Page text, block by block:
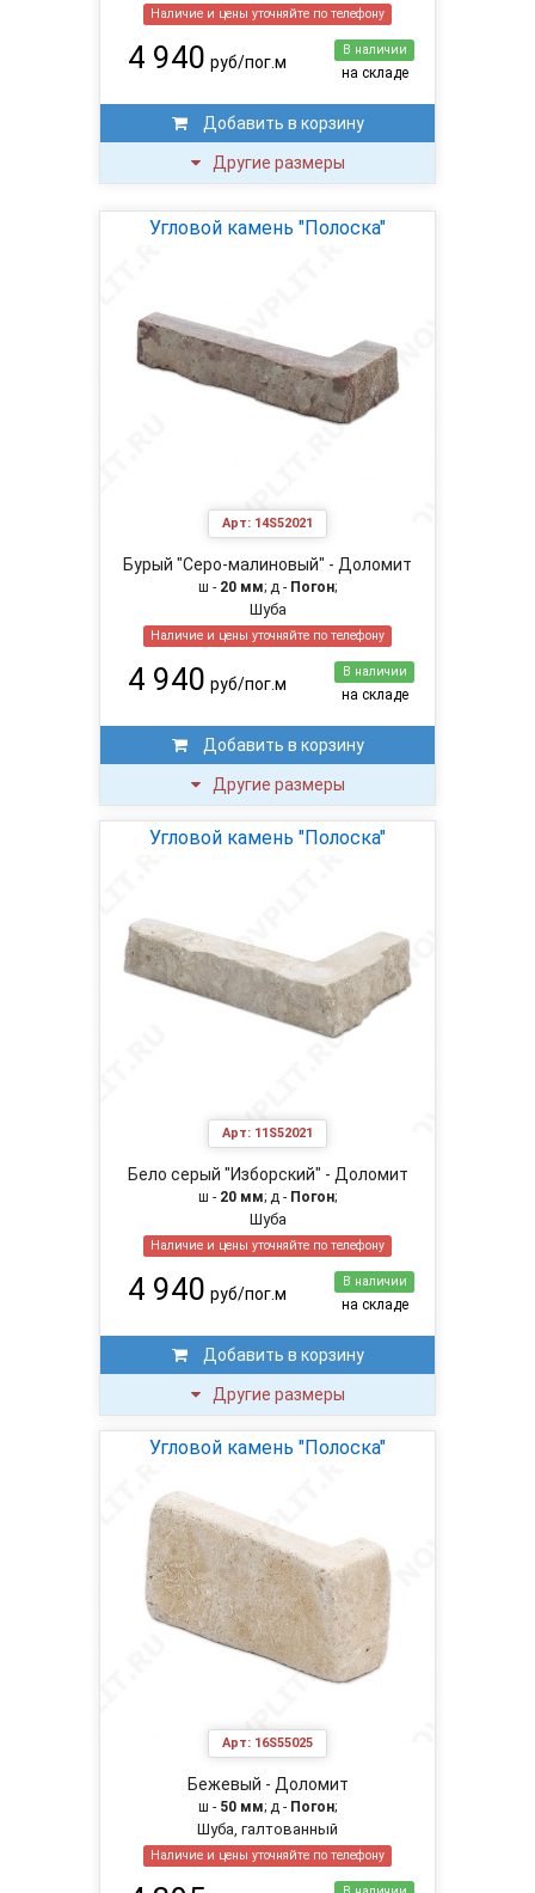
Наличие и цены уточняйте по телефону
4 940 руб/пог.м
В наличии
на складе
Добавить в корзину
Другие размеры
Арт: 14S52021
Угловой камень "Полоска"
Бурый "Серо-малиновый" - Доломит
ш - 20 мм; д - Погон;
Шуба
Наличие и цены уточняйте по телефону
4 940 руб/пог.м
В наличии
на складе
Добавить в корзину
Другие размеры
Арт: 11S52021
Угловой камень "Полоска"
Бело серый "Изборский" - Доломит
ш - 20 мм; д - Погон;
Шуба
Наличие и цены уточняйте по телефону
4 940 руб/пог.м
В наличии
на складе
Добавить в корзину
Другие размеры
Арт: 16S55025
Угловой камень "Полоска"
Бежевый - Доломит
ш - 50 мм; д - Погон;
Шуба, галтованный
Наличие и цены уточняйте по телефону